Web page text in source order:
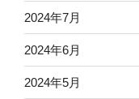
2024年7月
2024年6月
2024年5月